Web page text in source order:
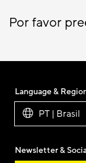
Por favor
Language &
PT | Brasil
Newsletter &